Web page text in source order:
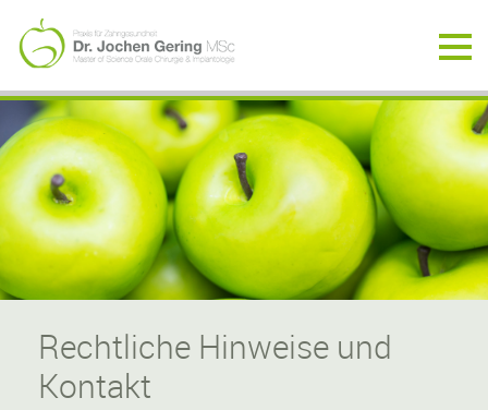
Datenschutz
Rechtliche Hinweise und
Kontakt